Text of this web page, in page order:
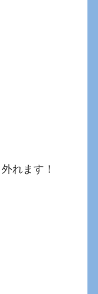
れます！